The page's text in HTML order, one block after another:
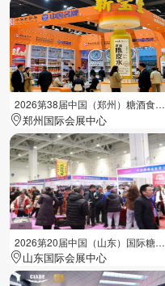
2026第38届中国（郑州）糖酒食品交易会
郑州国际会展中心
2026第20届中国（山东）国际糖酒食品交易会
山东国际会展中心